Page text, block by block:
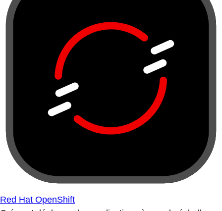
Red Hat OpenShift